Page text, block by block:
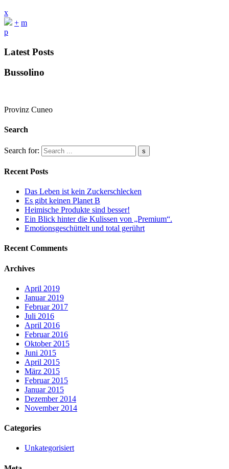
x
+ m
p
Latest Posts
Bussolino
Provinz Cuneo
Search
Search for:
Recent Posts
Das Leben ist kein Zuckerschlecken
Es gibt keinen Planet B
Heimische Produkte sind besser!
Ein Blick hinter die Kulissen von „Premium“.
Emotionsgeschüttelt und total gerührt
Recent Comments
Archives
April 2019
Januar 2019
Februar 2017
Juli 2016
April 2016
Februar 2016
Oktober 2015
Juni 2015
April 2015
März 2015
Februar 2015
Januar 2015
Dezember 2014
November 2014
Categories
Unkategorisiert